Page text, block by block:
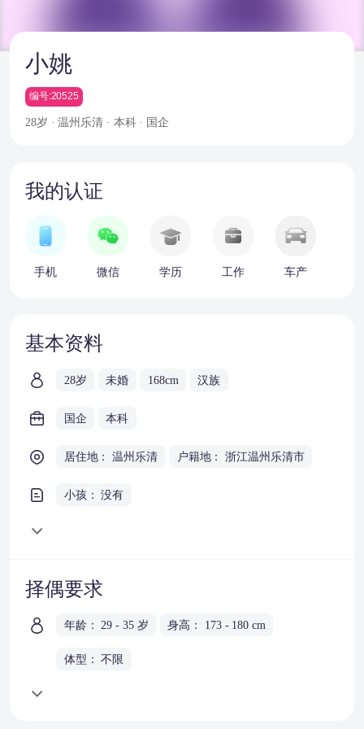
小姚
编号:20525
28岁 · 温州乐清 · 本科 · 国企
我的认证
手机 微信 学历 工作 车产
基本资料
28岁 未婚 168cm 汉族
国企 本科
居住地： 温州乐清 户籍地： 浙江温州乐清市
小孩： 没有
择偶要求
年龄： 29 - 35 岁 身高： 173 - 180 cm
体型： 不限